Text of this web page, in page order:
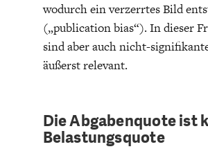
wodurch ein verzerrtes Bild
(„publication bias“). In dieser
sind aber auch nicht-
äußerst relevant.
Die Abgabenquote ist
Belastungsquote